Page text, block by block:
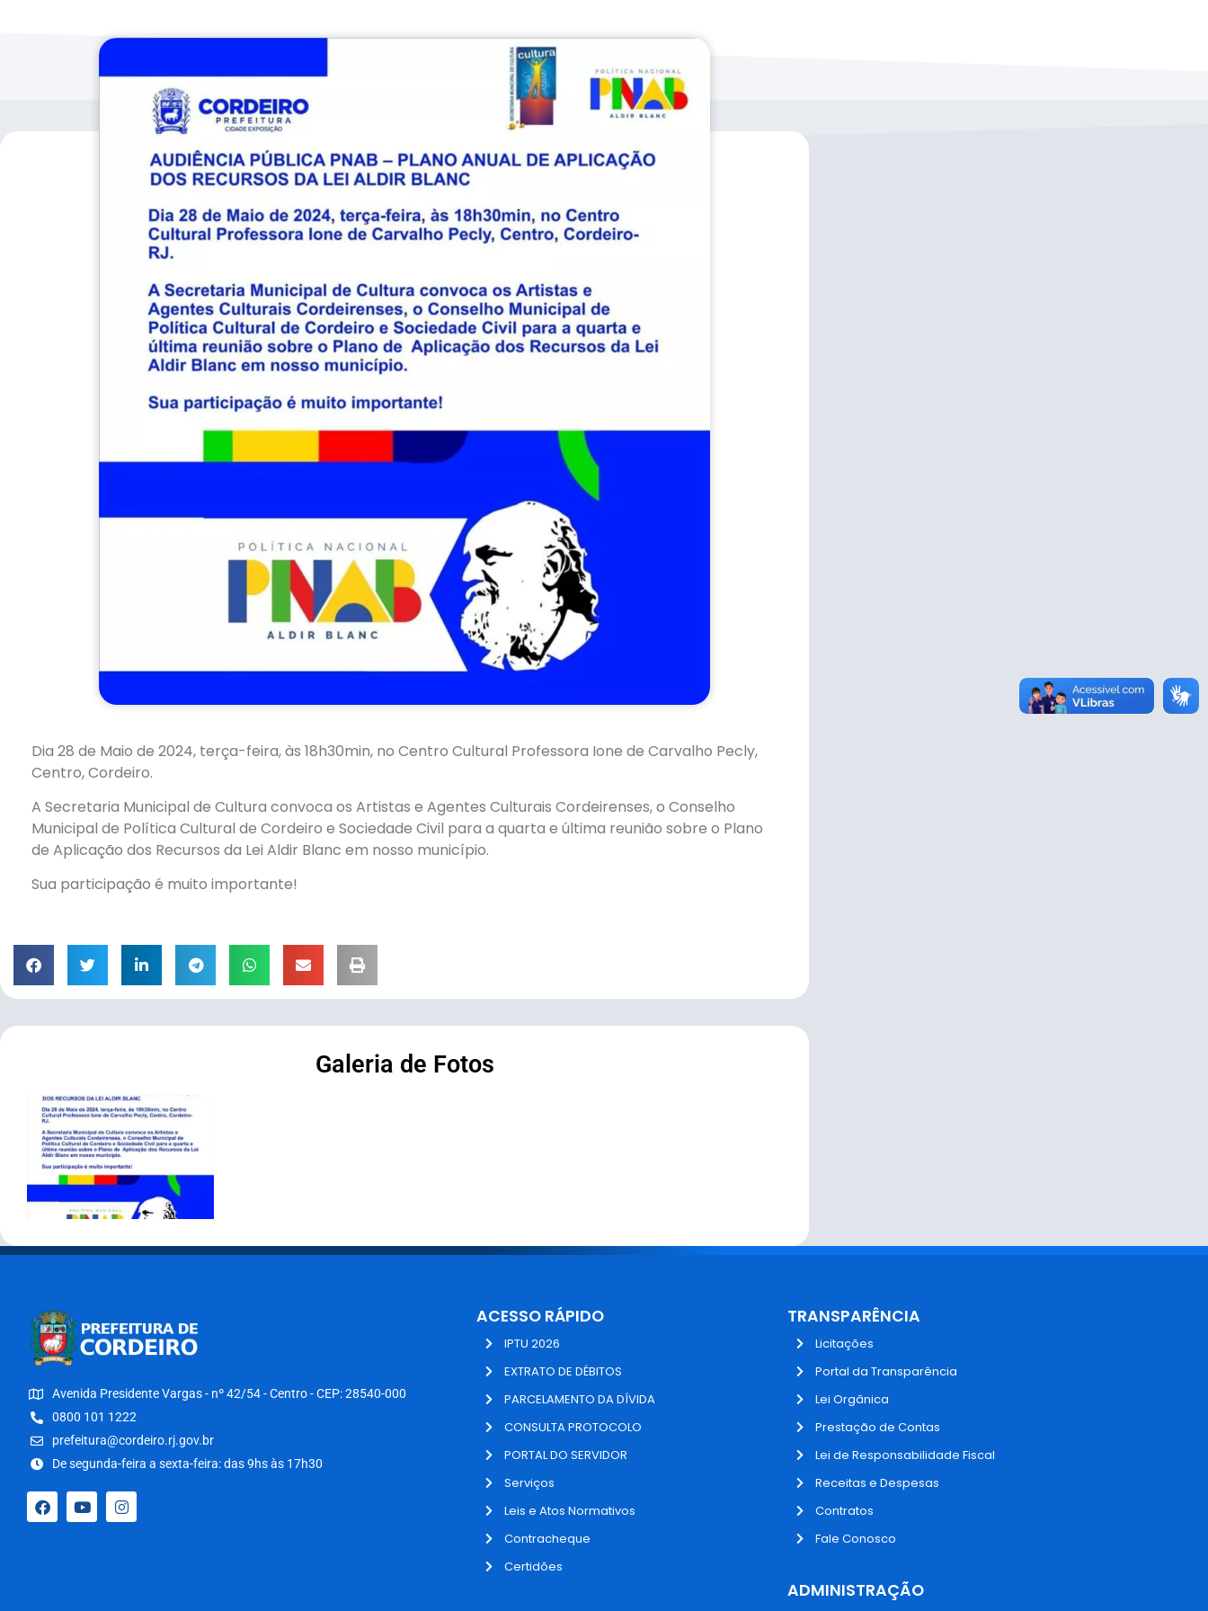
Dia 28 de Maio de 2024, terça-feira, às 18h30min, no Centro Cultural Professora Ione de Carvalho Pecly,
Centro, Cordeiro.
A Secretaria Municipal de Cultura convoca os Artistas e Agentes Culturais Cordeirenses, o Conselho
Municipal de Política Cultural de Cordeiro e Sociedade Civil para a quarta e última reunião sobre o Plano
de Aplicação dos Recursos da Lei Aldir Blanc em nosso município.
Sua participação é muito importante!
Galeria de Fotos
Avenida Presidente Vargas - nº 42/54 - Centro - CEP: 28540-000
0800 101 1222
prefeitura@cordeiro.rj.gov.br
De segunda-feira a sexta-feira: das 9hs às 17h30
ACESSO RÁPIDO
IPTU 2026
EXTRATO DE DÉBITOS
PARCELAMENTO DA DÍVIDA
CONSULTA PROTOCOLO
PORTAL DO SERVIDOR
Serviços
Leis e Atos Normativos
Contracheque
Certidões
TRANSPARÊNCIA
Licitações
Portal da Transparência
Lei Orgânica
Prestação de Contas
Lei de Responsabilidade Fiscal
Receitas e Despesas
Contratos
Fale Conosco
ADMINISTRAÇÃO